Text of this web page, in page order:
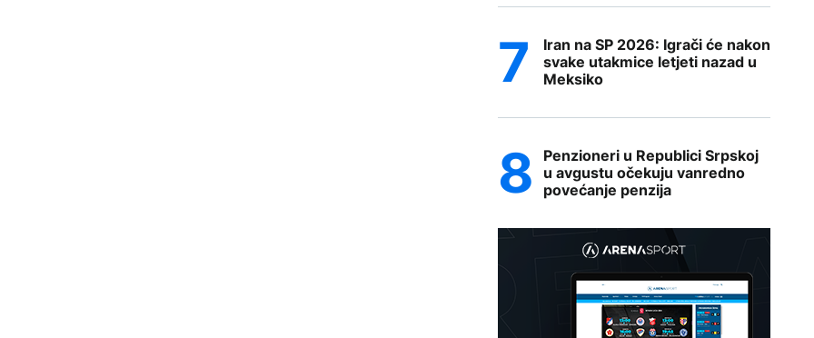
Iran na SP 2026: Igrači će nakon
svake utakmice letjeti nazad u
Meksiko
Penzioneri u Republici Srpskoj
u avgustu očekuju vanredno
povećanje penzija